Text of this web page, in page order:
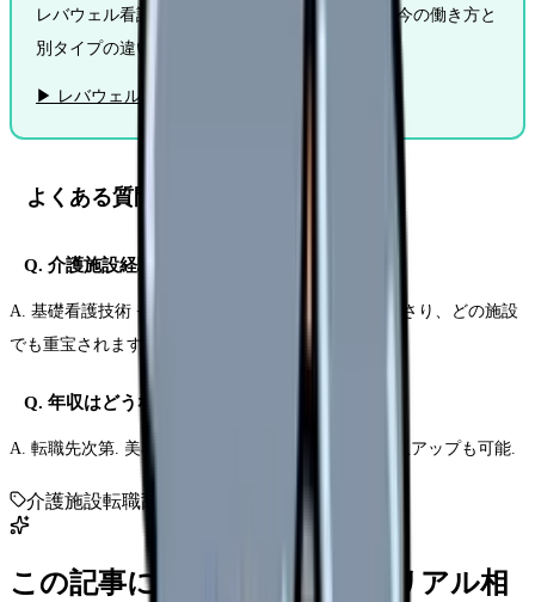
レバウェル看護は施設タイプごとの求人を保有. 今の働き方と
別タイプの違いを担当者が整理します. 登録無料.
▶ レバウェル看護に無料相談する
よくある質問
Q. 介護施設経験は他施設でどう活かせる？
A. 基礎看護技術 + 介護施設特有のスキルが組み合わさり、どの施設
でも重宝されます.
Q. 年収はどうなる？
A. 転職先次第. 美容・訪問看護 + オンコールなら年収アップも可能.
介護施設転職辞めたい
この記事に近い看護師さんのリアル相